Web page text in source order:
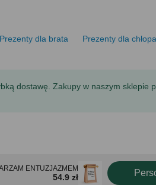
Prezenty dla brata Prezenty dla
dostawę. Zakupy w naszym sklepie
ENTUZJAZMEM
54.9 zł